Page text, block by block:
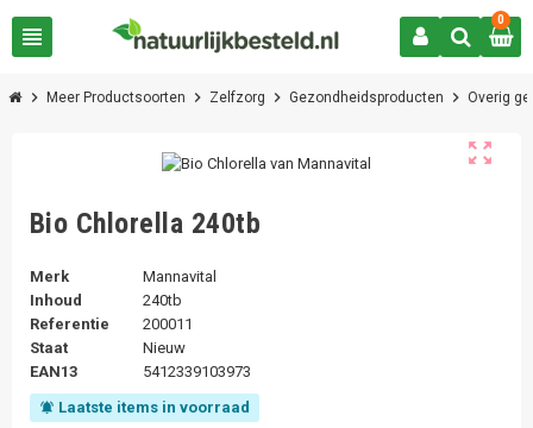
view_headline
0
chevron_right Meer Productsoorten chevron_right Zelfzorg chevron_right Gezondheidsproducten chevron_right Overig
zoom_out_map
Bio Chlorella 240tb
Merk
Mannavital
Inhoud
240tb
Referentie
200011
Staat
Nieuw
EAN13
5412339103973
notifications_active Laatste items in voorraad